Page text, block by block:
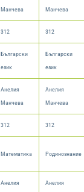
Манчева
Манчева
312 312
Български
език
Български
език
Анелия
Манчева
Анелия
Манчева
312 312
Математика Родинознание
Анелия
Анелия